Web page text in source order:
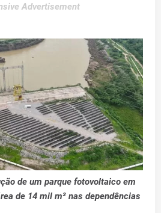
Advertisement
de um parque fotovoltaico em
de 14 mil m² nas dependências